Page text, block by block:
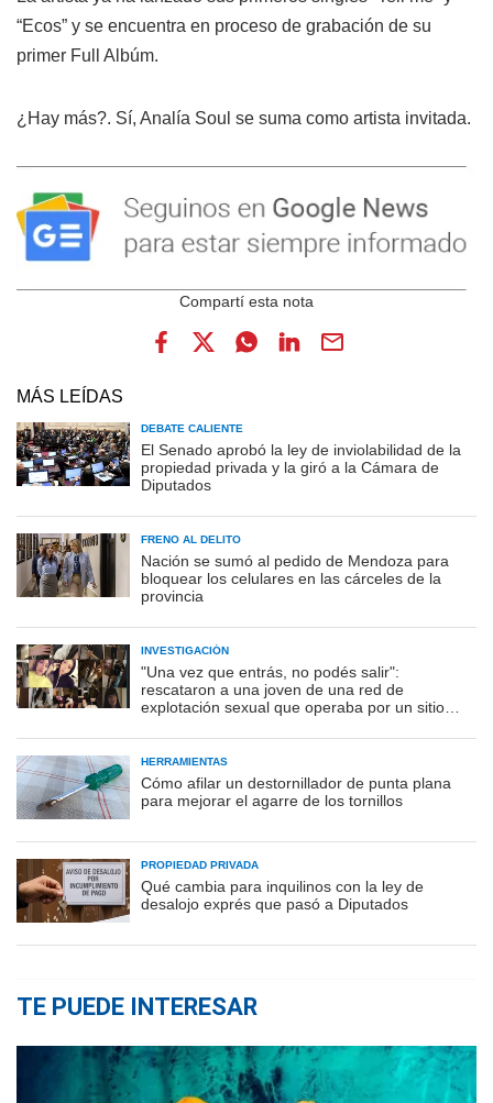
“Ecos” y se encuentra en proceso de grabación de su
primer Full Albúm.
¿Hay más?. Sí, Analía Soul se suma como artista invitada.
MÁS LEÍDAS
DEBATE CALIENTE
El Senado aprobó la ley de inviolabilidad de la
propiedad privada y la giró a la Cámara de
Diputados
FRENO AL DELITO
Nación se sumó al pedido de Mendoza para
bloquear los celulares en las cárceles de la
provincia
INVESTIGACIÓN
"Una vez que entrás, no podés salir":
rescataron a una joven de una red de
explotación sexual que operaba por un sitio
HERRAMIENTAS
Cómo afilar un destornillador de punta plana
para mejorar el agarre de los tornillos
PROPIEDAD PRIVADA
Qué cambia para inquilinos con la ley de
desalojo exprés que pasó a Diputados
TE PUEDE INTERESAR